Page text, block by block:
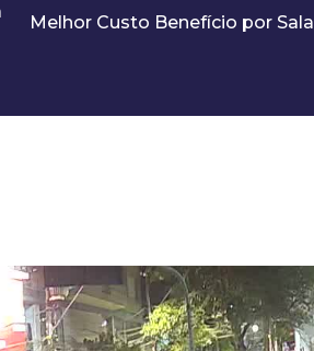
Melhor Custo Benefício por Sala